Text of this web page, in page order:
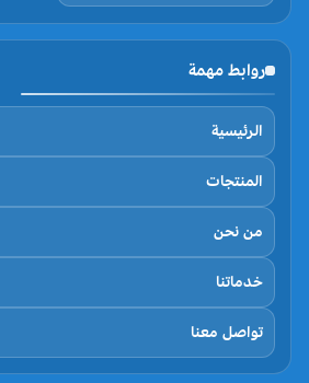
روابط مهمة
الرئيسية
المنتجات
من نحن
خدماتنا
تواصل معنا